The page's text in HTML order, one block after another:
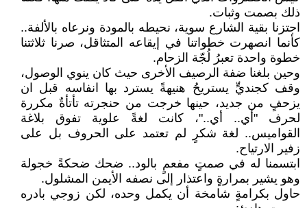
ذلك بصمت وثبات.
اجتزنا بقية الشارع سوية، نحيطه بالمودة ونرعاه بالألفة..
كأنما انصهرت خطواتنا في إيقاعه المتثاقل، صرنا ثلاثتنا
خطوة واحدة تعبرُ لُجّة الزحام.
وحين بلغنا ضفة الرصيف الأخرى حيث كان ينوي الوصول،
وقف كجنديٍّ يستريحُ هنيهةً يسترد بها انفاسه قبل ان
يزحفٍ من جديد، حينها خرجت من حنجرته تأتأةٌ مكررة
لحرف "أي.. أي.."، كانت لغةً علوية تفوق بلاغة
القواميس.. لغة شكرٍ لم تعتمد على الحروف بل على
زفير الارتياح.
ابتسمنا له في صمتٍ مفعمٍ بالود.. ضحك ضحكةً خجولة
وهو يشير بمرارةٍ واعتذار إلى نصفه الأيمن المشلول.
حاول بكرامةٍ شامخة أن يكمل وحده، لكن زوجي بادره